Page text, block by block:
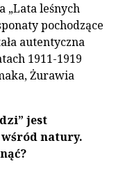
„Lata leśnych
pochodzące
autentyczna
1911-1919
Żurawia
jest
natury.